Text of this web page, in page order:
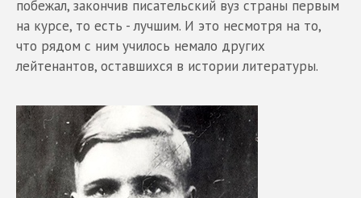
побежал, закончив писательский вуз страны первым
на курсе, то есть - лучшим. И это несмотря на то,
что рядом с ним училось немало других
лейтенантов, оставшихся в истории литературы.